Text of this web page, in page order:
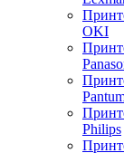
OKI
Philips